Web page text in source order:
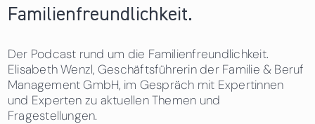
Familienfreundlichkeit.
Der Podcast rund um die Familienfreundlichkeit.
Elisabeth Wenzl, Geschäftsführerin der Familie & Beruf
Management GmbH, im Gespräch mit Expertinnen
und Experten zu aktuellen Themen und
Fragestellungen.